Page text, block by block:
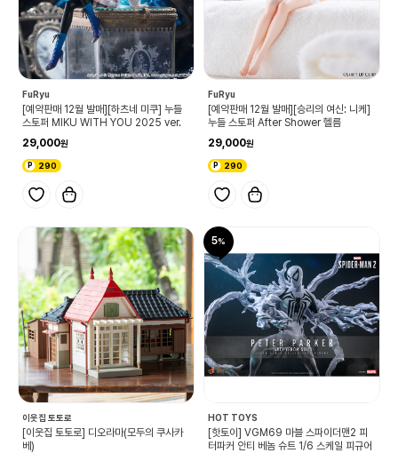
FuRyu
[예약판매 12월 발매][하츠네 미쿠] 누들
스토퍼 MIKU WITH YOU 2025 ver.
29,000
290
FuRyu
[예약판매 12월 발매][승리의 여신: 니케]
누들 스토퍼 After Shower 헬름
29,000
290
이웃집 토토로
[이웃집 토토로] 디오라마(모두의 쿠사카
베)
5
HOT TOYS
[핫토이] VGM69 마블 스파이더맨2 피
터파커 안티 베놈 슈트 1/6 스케일 피규어